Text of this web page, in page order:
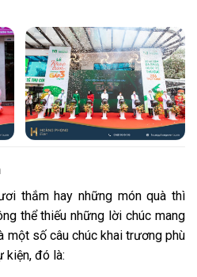
thắm hay những món quà thì
thể thiếu những lời chúc mang
một số câu chúc khai trương phù
kiện, đó là: